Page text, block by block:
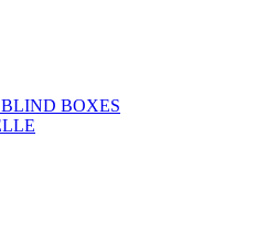
BOXES